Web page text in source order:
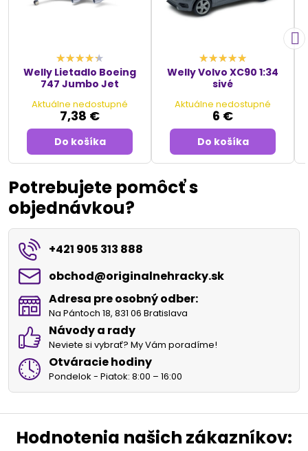
Welly Lietadlo Boeing
747 Jumbo Jet
Aktuálne nedostupné
7,38 €
Do košíka
Welly Volvo XC90 1:34
sivé
Aktuálne nedostupné
6 €
Do košíka
Potrebujete pomôcť s
objednávkou?
+421 905 313 888
obchod​@originalnehracky​.sk
Adresa pre osobný odber:
Na Pántoch 18, 831 06 Bratislava
Návody a rady
Neviete si vybrať? My Vám poradíme!
Otváracie hodiny
Pondelok - Piatok: 8:00 – 16:00
Hodnotenia našich zákazníkov: